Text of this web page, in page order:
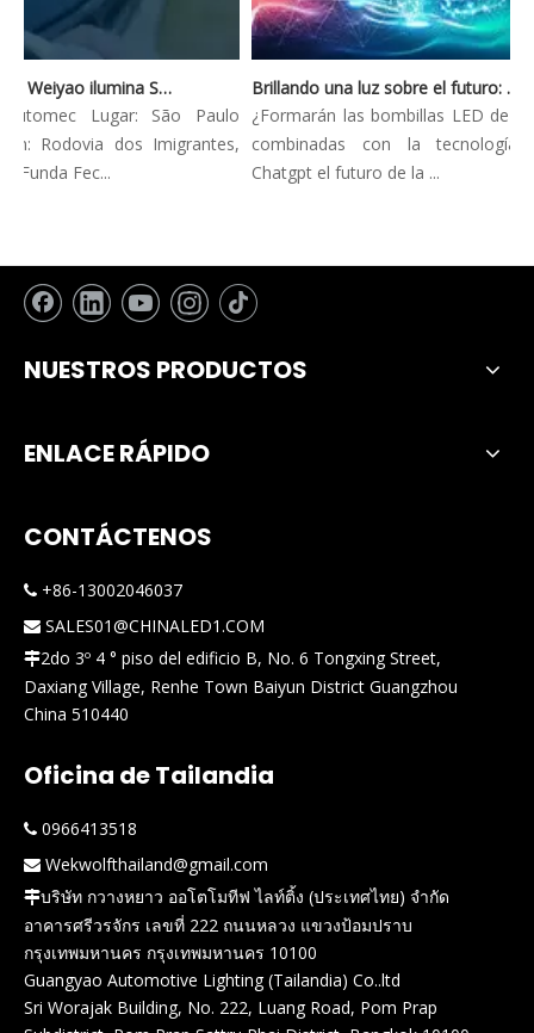
Automec 2023: Weiyao ilumina São Paulo Expo
Lugar: São Paulo
Rodovia dos Imigrantes,
Fec...
Brillando una luz sobre el futuro: tendencias innovadoras en la iluminación automotriz
¿Formarán las bombillas LED de los
combinadas con la tecnología
Chatgpt el futuro de la ...
NUESTROS PRODUCTOS
ENLACE RÁPIDO
CONTÁCTENOS
 +86-13002046037
 SALES01@CHINALED1.COM
2do 3º 4 ° piso del edificio B, No. 6 Tongxing Street,
Daxiang Village, Renhe Town Baiyun District Guangzhou
China 510440
Oficina de Tailandia
 0966413518
 Wekwolfthailand@gmail.com
บริษัท กวางหยาว ออโตโมทีฟ ไลท์ติ้ง (ประเทศไทย) จำกัด
อาคารศรีวรจักร เลขที่ 222 ถนนหลวง แขวงป้อมปราบ
กรุงเทพมหานคร กรุงเทพมหานคร 10100
Guangyao Automotive Lighting (Tailandia) Co..ltd
Sri Worajak Building, No. 222, Luang Road, Pom Prap